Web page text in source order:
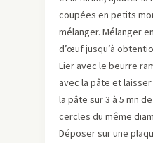
coupées en petits
mélanger. Mélanger
d’œuf jusqu’à
Lier avec le beurre
avec la pâte et
la pâte sur 3 à 5 mn
cercles du même
Déposer sur une